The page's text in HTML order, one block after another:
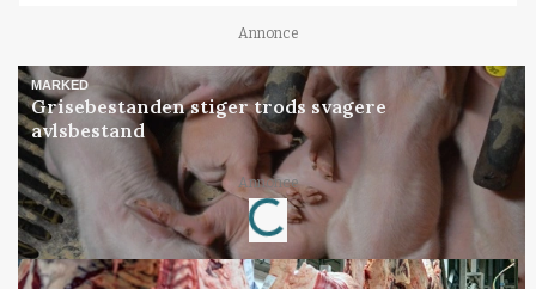
Annonce
MARKED
Grisebestanden stiger trods svagere
avlsbestand
Annonce
Loading...